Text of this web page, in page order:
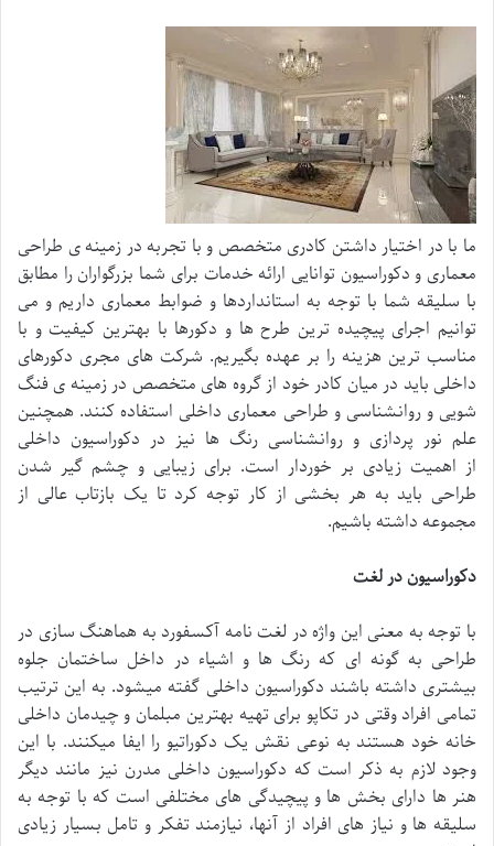
ما با در اختیار داشتن کادری متخصص و با تجربه در زمینه ی طراحی
معماری و دکوراسیون توانایی ارائه خدمات برای شما بزرگواران را مطابق
با سلیقه شما با توجه به استانداردها و ضوابط معماری داریم و می
توانیم اجرای پیچیده ترین طرح ها و دکورها با بهترین کیفیت و با
مناسب ترین هزینه را بر عهده بگیریم. شرکت های مجری دکورهای
داخلی باید در میان کادر خود از گروه های متخصص در زمینه ی فنگ
شویی و روانشناسی و طراحی معماری داخلی استفاده کنند. همچنین
علم نور پردازی و روانشناسی رنگ ها نیز در دکوراسیون داخلی
از اهمیت زیادی بر خوردار است. برای زیبایی و چشم گیر شدن
طراحی باید به هر بخشی از کار توجه کرد تا یک بازتاب عالی از
مجموعه داشته باشیم.
دکوراسیون در لغت
با توجه به معنی این واژه در لغت نامه آکسفورد به هماهنگ سازی در
طراحی به گونه ای که رنگ ها و اشیاء در داخل ساختمان جلوه
بیشتری داشته باشند دکوراسیون داخلی گفته میشود. به این ترتیب
تمامی افراد وقتی در تکاپو برای تهیه بهترین مبلمان و چیدمان داخلی
خانه خود هستند به نوعی نقش یک دکوراتیو را ایفا میکنند. با این
وجود لازم به ذکر است که دکوراسیون داخلی مدرن نیز مانند دیگر
هنر ها دارای بخش ها و پیچیدگی های مختلفی است که با توجه به
سلیقه ها و نیاز های افراد از آنها، نیازمند تفکر و تامل بسیار زیادی